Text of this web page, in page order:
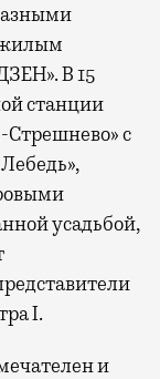
жилым
В 15
станции
Стрешнево» с
усадьбой,
I.
и